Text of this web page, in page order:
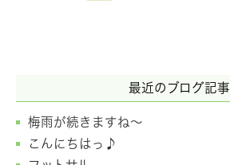
最近のブログ記事
梅雨が続きますね～
こんにちはっ♪